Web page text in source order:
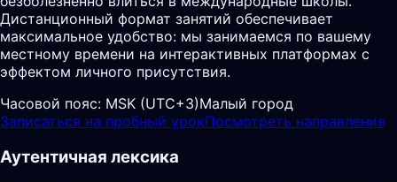
Дистанционный формат занятий обеспечивает
максимальное удобство: мы занимаемся по вашему
местному времени на интерактивных платформах с
эффектом личного присутствия.
Часовой пояс: MSK (UTC+3)Малый город
Записаться на пробный урокПосмотреть направления
Аутентичная лексика